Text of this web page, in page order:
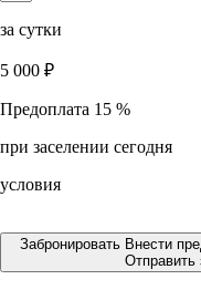
за сутки
5 000 ₽
Предоплата 15 %
при заселении сегодня
условия
Забронировать Внести
Отправить